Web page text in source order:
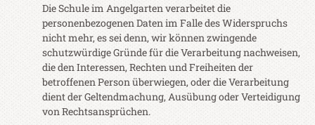
Die Schule im Angelgarten verarbeitet die
personenbezogenen Daten im Falle des Widerspruchs
nicht mehr, es sei denn, wir können zwingende
schutzwürdige Gründe für die Verarbeitung nachweisen,
die den Interessen, Rechten und Freiheiten der
betroffenen Person überwiegen, oder die Verarbeitung
dient der Geltendmachung, Ausübung oder Verteidigung
von Rechtsansprüchen.